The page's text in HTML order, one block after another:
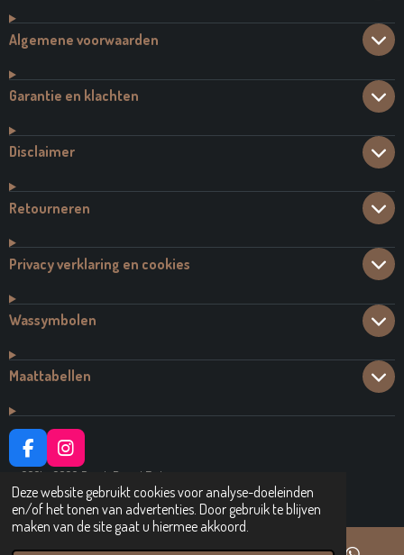
Deze website gebruikt cookies voor analyse-doeleinden
en/of het tonen van advertenties. Door gebruik te blijven
maken van de site gaat u hiermee akkoord.
Algemene voorwaarden
Garantie en klachten
Disclaimer
Retourneren
Privacy verklaring en cookies
Wassymbolen
Maattabellen
F
A
C
E
B
I
N
S
T
A
© 2021 - 2026 Dutch Brand Fashion
Powered byJouwWeb